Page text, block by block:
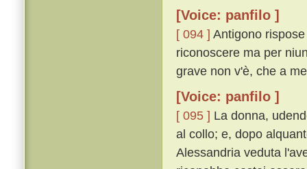
[Voice: panfilo ]
[ 094 ] Antigono
riconoscere ma per
grave non v'è, che a
[Voice: panfilo ]
[ 095 ] La donna,
al collo; e, dopo
Alessandria veduta